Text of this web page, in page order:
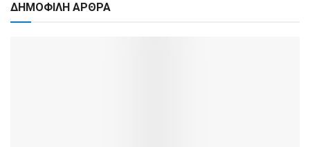
ΔΗΜΟΦΙΛΗ ΑΡΘΡΑ